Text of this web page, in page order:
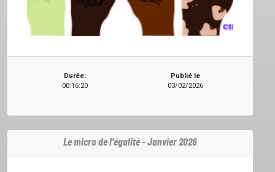
Durée:
00:16:20
Publié le
03/02/2026
Le micro de l'égalité - Janvier 2026